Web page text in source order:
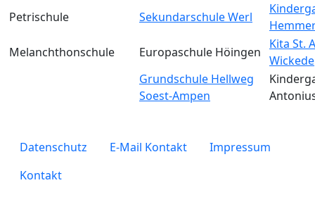
Petrischule Sekundarschule Werl
Melanchthonschule
Europaschule Höingen
Kita St.
Wickede
Grundschule Hellweg
Soest-Ampen
legals
Datenschutz E-Mail Kontakt
Impressum
Kontakt